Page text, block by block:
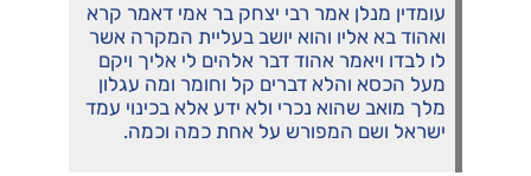
עומדין מנלן אמר רבי יצחק בר אמי דאמר קרא
ואהוד בא אליו והוא יושב בעליית המקרה אשר
לו לבדו ויאמר אהוד דבר אלהים לי אליך ויקם
מעל הכסא והלא דברים קל וחומר ומה עגלון
מלך מואב שהוא נכרי ולא ידע אלא בכינוי עמד
ישראל ושם המפורש על אחת כמה וכמה.